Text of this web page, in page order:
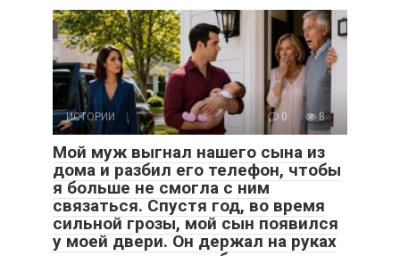
ИСТОРИИ 0 8
Мой муж выгнал нашего сына из
дома и разбил его телефон, чтобы
я больше не смогла с ним
связаться. Спустя год, во время
сильной грозы, мой сын появился
у моей двери. Он держал на руках